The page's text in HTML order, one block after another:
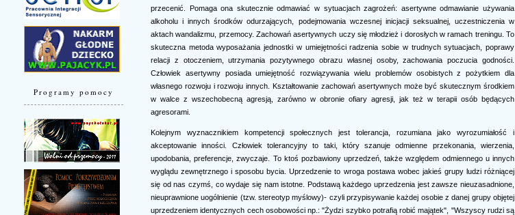
Programy pomocy
przecenić. Pomaga ona skutecznie odmawiać w sytuacjach zagrożeń: asertywne odmawianie używania
alkoholu i innych środków odurzających, podejmowania wczesnej inicjacji seksualnej, uczestniczenia w
aktach wandalizmu, przemocy. Zachowań asertywnych uczy się młodzież i dorosłych w ramach treningu. To
skuteczna metoda wyposażania jednostki w umiejętności radzenia sobie w trudnych sytuacjach, poprawy
relacji z otoczeniem, utrzymania pozytywnego obrazu własnej osoby, zachowania poczucia godności.
Człowiek asertywny posiada umiejętność rozwiązywania wielu problemów osobistych z pożytkiem dla
własnego rozwoju i rozwoju innych. Kształtowanie zachowań asertywnych może być skutecznym środkiem
w walce z wszechobecną agresją, zarówno w obronie ofiary agresji, jak też w terapii osób będących
agresorami.
Kolejnym wyznacznikiem kompetencji społecznych jest tolerancja, rozumiana jako wyrozumiałość i
akceptowanie inności. Człowiek tolerancyjny to taki, który szanuje odmienne przekonania, wierzenia,
upodobania, preferencje, zwyczaje. To ktoś pozbawiony uprzedzeń, także względem odmiennego u innych
wyglądu zewnętrznego i sposobu bycia. Uprzedzenie to wroga postawa wobec jakieś grupy ludzi różniącej
się od nas czymś, co wydaje się nam istotne. Podstawą każdego uprzedzenia jest zawsze nieuzasadnione,
nieuprawnione uogólnienie (tzw. stereotyp myślowy)- czyli przypisywanie każdej osobie z danej grupy objętej
uprzedzeniem identycznych cech osobowości np.: "Żydzi szybko potrafią robić majątek", "Wszyscy rudzi są